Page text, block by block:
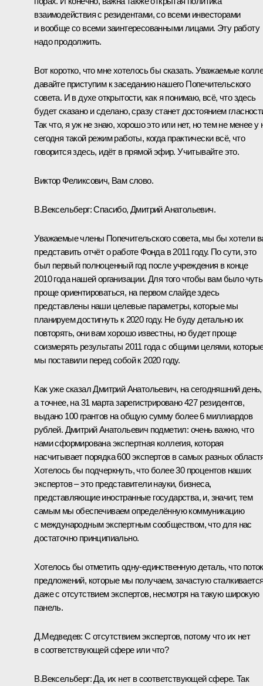
взаимодействия с резидентами, со всеми инвесторами
и вообще со всеми заинтересованными лицами. Эту работу
надо продолжить.
Вот коротко, что мне хотелось бы сказать. Уважаемые
давайте приступим к заседанию нашего Попечительского
совета. И в духе открытости, как я понимаю, всё, что здесь
будет сказано и сделано, сразу станет достоянием
Так что, я уж не знаю, хорошо это или нет, но тем не менее у
сегодня такой режим работы, когда практически всё, что
говорится здесь, идёт в прямой эфир. Учитывайте это.
Виктор Феликсович, Вам слово.
В.Вексельберг:Спасибо, Дмитрий Анатольевич.
Уважаемые члены Попечительского совета, мы бы хотели
представить отчёт о работе Фонда в 2011 году. По сути, это
был первый полноценный год после учреждения в конце
2010 года нашей организации. Для того чтобы вам было чуть
проще ориентироваться, на первом слайде здесь
представлены наши целевые параметры, которые мы
планируем достигнуть к 2020 году. Не буду детально их
повторять, они вам хорошо известны, но будет проще
соизмерять результаты 2011 года с общими целями,
мы поставили перед собой к 2020 году.
Как уже сказал Дмитрий Анатольевич, на сегодняшний день,
а точнее, на 31 марта зарегистрировано 427 резидентов,
выдано 100 грантов на общую сумму более 6 миллиардов
рублей. Дмитрий Анатольевич подметил: очень важно, что
нами сформирована экспертная коллегия, которая
насчитывает порядка 600 экспертов в самых разных
Хотелось бы подчеркнуть, что более 30 процентов наших
экспертов – это представители науки, бизнеса,
представляющие иностранные государства, и, значит, тем
самым мы обеспечиваем определённую коммуникацию
с международным экспертным сообществом, что для нас
достаточно принципиально.
Хотелось бы отметить одну-единственную деталь, что поток
предложений, которые мы получаем, зачастую
даже с отсутствием экспертов, несмотря на такую широкую
панель.
Д.Медведев:С отсутствием экспертов, потому что их нет
в соответствующей сфере или что?
В.Вексельберг:Да, их нет в соответствующей сфере. Так